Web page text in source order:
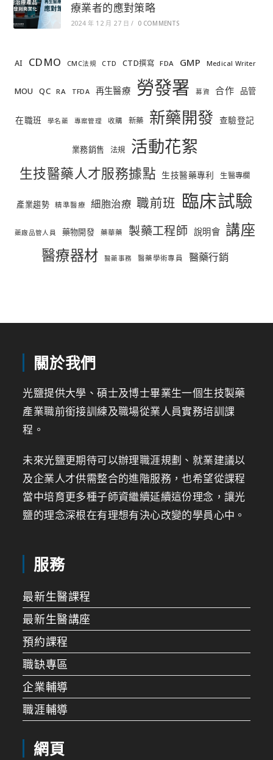
療業者的應對策略
2024 年 12 月 27 日 / 0 COMMENTS
AI CDMO CMC法規 CTD CTD撰寫 FDA GMP Medical Writer
MOU QC RA TFDA 再生醫療 勞發署 募資 合作 品管
在職班 學名藥 專案管理 收購 新藥 新藥開發 查驗登記
業務銷售 法規 活動花絮
生技醫藥人才服務據點 生技醫藥專利 生醫專欄
產業趨勢 精準醫療 細胞治療 職前班 臨床試驗
藥廠品管人員 藥物開發 藥華藥 製藥工程師 說明會 講座
醫療器材 醫藥事務 醫藥學術專員 醫藥行銷
關於我們
光鹽提供大學、碩士及博士畢業生一個生技製藥
產業職前銜接訓練及職場從業人員實務培訓課
程。
未來光鹽更期待可以辦理職涯規劃、就業建議以
及企業人才供需整合的進階服務，也希望從課程
當中培育更多種子師資繼續延續這份理念，讓光
鹽的理念深根在有理想有決心改變的學員心中。
服務
最新生醫課程
最新生醫講座
預約課程
職缺專區
企業輔導
職涯輔導
網頁